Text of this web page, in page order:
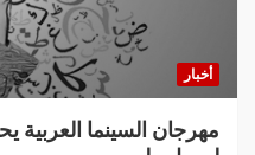
أخبار
مهرجان السينما العربية